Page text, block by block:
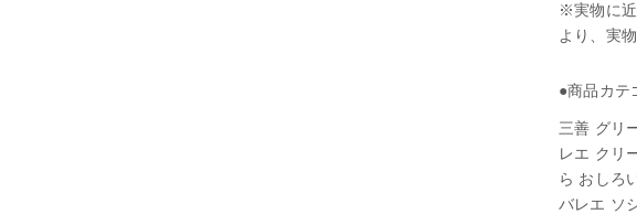
※実物に
より、実
●商品カテ
三善 グリ
レエ クリ
ら おしろ
バレエ ソ